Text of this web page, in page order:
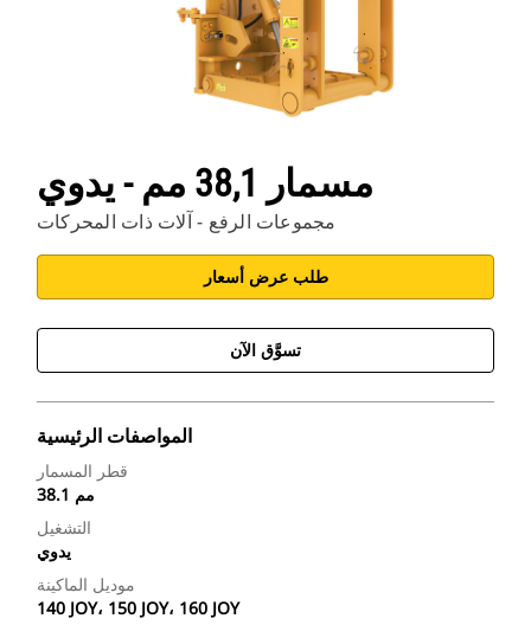
مسمار 38,1 مم - يدوي
مجموعات الرفع - آلات ذات المحركات
طلب عرض أسعار
تسوَّق الآن
المواصفات الرئيسية
قطر المسمار
38.1 مم
التشغيل
يدوي
موديل الماكينة
140 JOY، 150 JOY، 160 JOY